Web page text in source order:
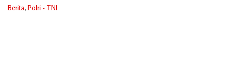
Berita, Polri - TNI